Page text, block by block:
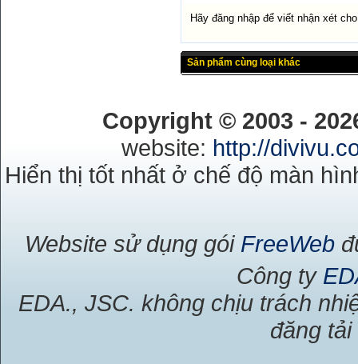
Hãy đăng nhập để viết nhận xét
Sản phẩm cùng loại khác
Copyright © 2003 -
website: http://
Hiển thị tốt nhất ở chế độ màn
Website sử dụng gói FreeWeb
Công ty
EDA., JSC. không chịu trách
đăng